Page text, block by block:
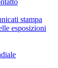
stampa
esposizioni